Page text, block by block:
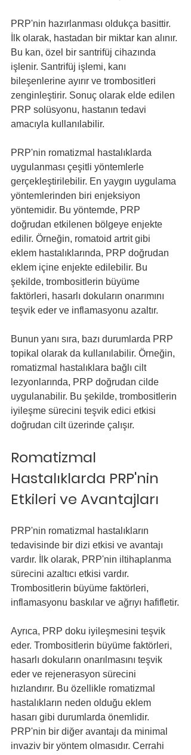
PRP'nin hazırlanması oldukça basittir.
İlk olarak, hastadan bir miktar kan alınır.
Bu kan, özel bir santrifüj cihazında
işlenir. Santrifüj işlemi, kanı
bileşenlerine ayırır ve trombositleri
zenginleştirir. Sonuç olarak elde edilen
PRP solüsyonu, hastanın tedavi
amacıyla kullanılabilir.
PRP'nin romatizmal hastalıklarda
uygulanması çeşitli yöntemlerle
gerçekleştirilebilir. En yaygın uygulama
yöntemlerinden biri enjeksiyon
yöntemidir. Bu yöntemde, PRP
doğrudan etkilenen bölgeye enjekte
edilir. Örneğin, romatoid artrit gibi
eklem hastalıklarında, PRP doğrudan
eklem içine enjekte edilebilir. Bu
şekilde, trombositlerin büyüme
faktörleri, hasarlı dokuların onarımını
teşvik eder ve inflamasyonu azaltır.
Bunun yanı sıra, bazı durumlarda PRP
topikal olarak da kullanılabilir. Örneğin,
romatizmal hastalıklara bağlı cilt
lezyonlarında, PRP doğrudan cilde
uygulanabilir. Bu şekilde, trombositlerin
iyileşme sürecini teşvik edici etkisi
doğrudan cilt üzerinde çalışır.
Romatizmal
Hastalıklarda PRP'nin
Etkileri ve Avantajları
PRP'nin romatizmal hastalıkların
tedavisinde bir dizi etkisi ve avantajı
vardır. İlk olarak, PRP'nin iltihaplanma
sürecini azaltıcı etkisi vardır.
Trombositlerin büyüme faktörleri,
inflamasyonu baskılar ve ağrıyı hafifletir.
Ayrıca, PRP doku iyileşmesini teşvik
eder. Trombositlerin büyüme faktörleri,
hasarlı dokuların onarılmasını teşvik
eder ve rejenerasyon sürecini
hızlandırır. Bu özellikle romatizmal
hastalıkların neden olduğu eklem
hasarı gibi durumlarda önemlidir.
PRP'nin bir diğer avantajı da minimal
invaziv bir yöntem olmasıdır. Cerrahi